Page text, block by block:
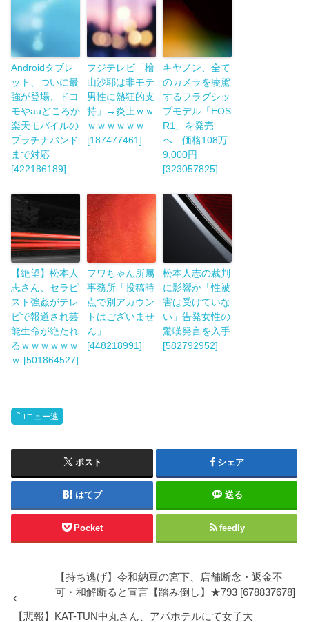
Androidタブレ
ット、ついに最
強が登場、ドコ
モやauどころか
楽天モバイルの
プラチナバンド
まで対応
[422186189]
フジテレビ「檜
山沙耶は非モテ
男性に熱狂的支
持」→炎上ｗｗ
ｗｗｗｗｗｗ
[187477461]
キヤノン、全て
のカメラを凌駕
するフラグシッ
プモデル「EOS
R1」を発売
へ 価格108万
9,000円
[323057825]
【絶望】松本人
志さん、セラピ
スト強姦がテレ
ビで報道され芸
能生命が絶たれ
るｗｗｗｗｗｗ
ｗ [501864527]
フワちゃん所属
事務所「投稿時
点で別アカウン
トはございませ
ん」
[448218991]
松本人志の裁判
に影響か「性被
害は受けていな
い」告発女性の
驚嘆発言を入手
[582792952]
ニュー速
ポスト シェア
はてブ 送る
Pocket feedly
【持ち逃げ】令和納豆の宮下、店舗断念・返金不
可・和解断ると宣言【踏み倒し】★793 [678837678]
【悲報】KAT-TUN中丸さん、アパホテルにて女子大